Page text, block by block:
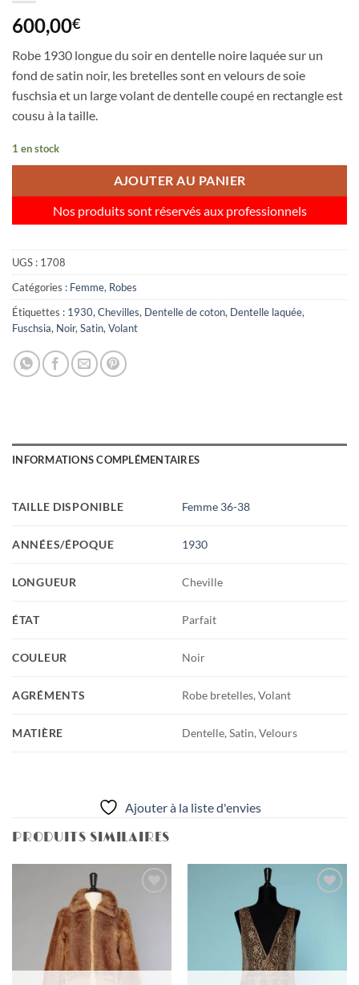
600,00€
Robe 1930 longue du soir en dentelle noire laquée sur un
fond de satin noir, les bretelles sont en velours de soie
fuschsia et un large volant de dentelle coupé en rectangle est
cousu à la taille.
1 en stock
AJOUTER AU PANIER
Nos produits sont réservés aux professionnels
UGS : 1708
Catégories : Femme, Robes
Étiquettes : 1930, Chevilles, Dentelle de coton, Dentelle laquée,
Fuschsia, Noir, Satin, Volant
INFORMATIONS COMPLÉMENTAIRES
TAILLE DISPONIBLE Femme 36-38
ANNÉES/ÉPOQUE 1930
LONGUEUR Cheville
ÉTAT Parfait
COULEUR Noir
AGRÉMENTS Robe bretelles, Volant
MATIÈRE Dentelle, Satin, Velours
Ajouter à la liste d'envies
PRODUITS SIMILAIRES
d'envies